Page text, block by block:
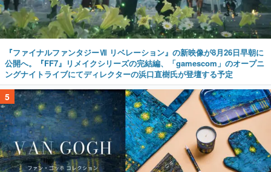
『ファイナルファンタジーⅦ リベレーション』の新映像が8月26日早朝に
公開へ。『FF7』リメイクシリーズの完結編、「gamescom」のオープニ
ングナイトライブにてディレクターの浜口直樹氏が登壇する予定
5